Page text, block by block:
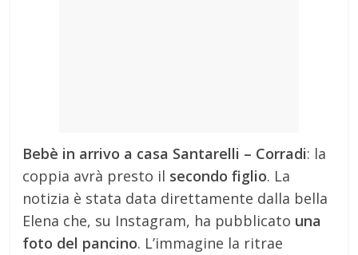
Bebè in arrivo a casa Santarelli – Corradi: la
coppia avrà presto il secondo figlio. La
notizia è stata data direttamente dalla bella
Elena che, su Instagram, ha pubblicato una
foto del pancino. L’immagine la ritrae